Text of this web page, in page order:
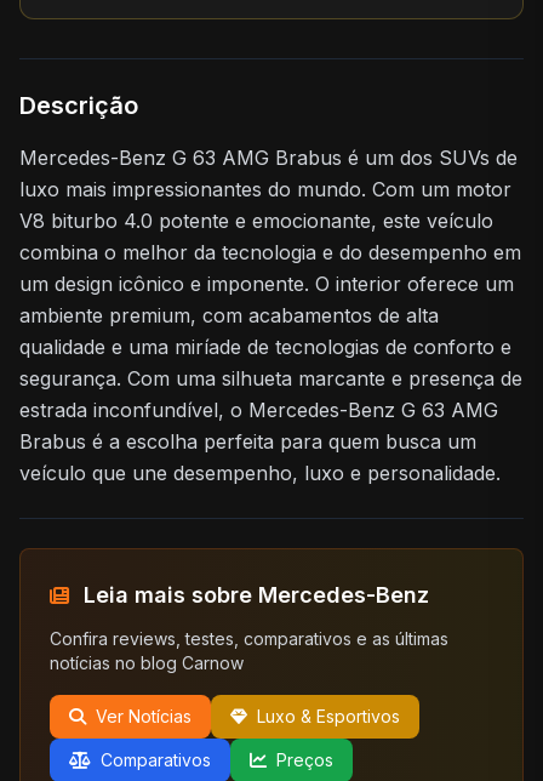
Descrição
Mercedes-Benz G 63 AMG Brabus é um dos SUVs de
luxo mais impressionantes do mundo. Com um motor
V8 biturbo 4.0 potente e emocionante, este veículo
combina o melhor da tecnologia e do desempenho em
um design icônico e imponente. O interior oferece um
ambiente premium, com acabamentos de alta
qualidade e uma miríade de tecnologias de conforto e
segurança. Com uma silhueta marcante e presença de
estrada inconfundível, o Mercedes-Benz G 63 AMG
Brabus é a escolha perfeita para quem busca um
veículo que une desempenho, luxo e personalidade.
Leia mais sobre Mercedes-Benz
Confira reviews, testes, comparativos e as últimas
notícias no blog Carnow
Ver Notícias Luxo & Esportivos
Comparativos Preços